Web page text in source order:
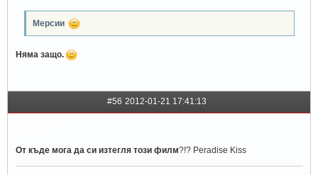
Мерсии
Няма защо.
#56 2012-01-21 17:41:13
От къде мога да си изтегля този филм?!? Peradise Kiss